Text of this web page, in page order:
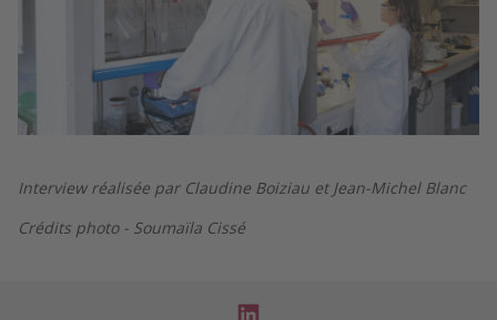
Interview réalisée par Claudine Boiziau et Jean-Michel Blanc
Crédits photo - Soumaïla Cissé